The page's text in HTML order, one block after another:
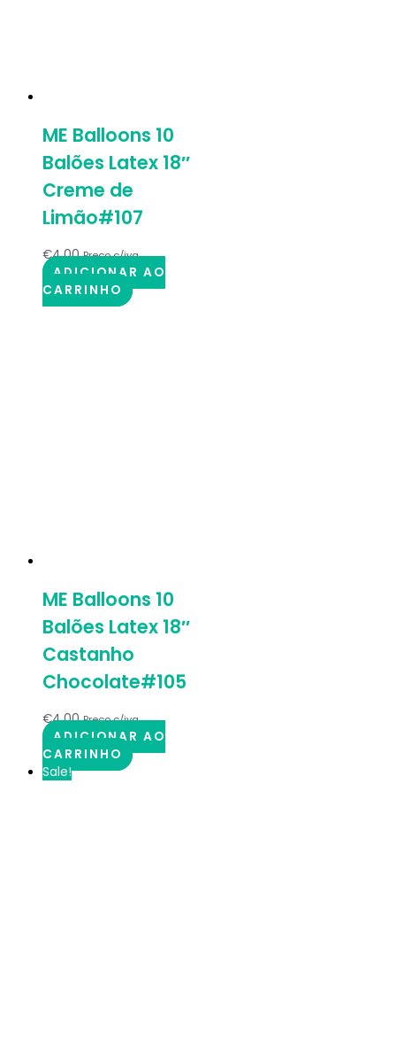
ME Balloons 10
Balões Latex 18″
Creme de
Limão#107
€4.00 Preço c/iva
ADICIONAR AO
CARRINHO
ME Balloons 10
Balões Latex 18″
Castanho
Chocolate#105
€4.00 Preço c/iva
ADICIONAR AO
CARRINHO
Sale!